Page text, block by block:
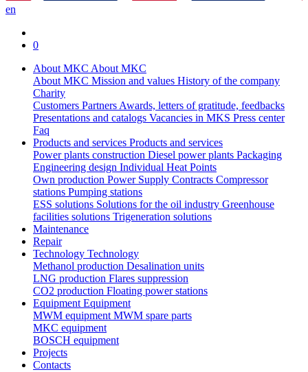
en
0
About MKC About MKC
About MKC Mission and values History of the company
Charity
Customers PartnersAwards, letters of gratitude, feedbacks
Presentations and catalogs Vacancies in MKS Press center
Faq
Products and services Products and services
Power plants construction Diesel power plants Packaging
Engineering design Individual Heat Points
Own production Power Supply Contracts Compressor
stations Pumping stations
ESS solutions Solutions for the oil industry Greenhouse
facilities solutions Trigeneration solutions
Maintenance
Repair
Technology Technology
Methanol production Desalination units
LNG production Flares suppression
СО2 production Floating power stations
EquipmentEquipment
MWM equipmentMWM spare parts
MKC equipment
BOSCH equipment
Projects
Contacts